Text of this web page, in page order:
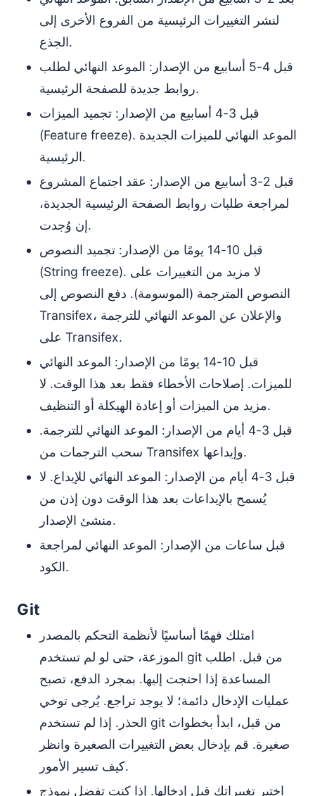
لنشر التغييرات الرئيسية من الفروع الأخرى إلى
الجذع.
قبل 4-5 أسابيع من الإصدار: الموعد النهائي لطلب
روابط جديدة للصفحة الرئيسية.
قبل 3-4 أسابيع من الإصدار: تجميد الميزات
(Feature freeze). الموعد النهائي للميزات الجديدة
الرئيسية.
قبل 2-3 أسابيع من الإصدار: عقد اجتماع المشروع
لمراجعة طلبات روابط الصفحة الرئيسية الجديدة،
إن وُجدت.
قبل 10-14 يومًا من الإصدار: تجميد النصوص
(String freeze). لا مزيد من التغييرات على
النصوص المترجمة (الموسومة). دفع النصوص إلى
Transifex، والإعلان عن الموعد النهائي للترجمة
على Transifex.
قبل 10-14 يومًا من الإصدار: الموعد النهائي
للميزات. إصلاحات الأخطاء فقط بعد هذا الوقت. لا
مزيد من الميزات أو إعادة الهيكلة أو التنظيف.
قبل 3-4 أيام من الإصدار: الموعد النهائي للترجمة.
سحب الترجمات من Transifex وإيداعها.
قبل 3-4 أيام من الإصدار: الموعد النهائي للإيداع. لا
يُسمح بالإيداعات بعد هذا الوقت دون إذن من
منشئ الإصدار.
قبل ساعات من الإصدار: الموعد النهائي لمراجعة
الكود.
Git
امتلك فهمًا أساسيًا لأنظمة التحكم بالمصدر
الموزعة، حتى لو لم تستخدم git من قبل. اطلب
المساعدة إذا احتجت إليها. بمجرد الدفع، تصبح
عمليات الإدخال دائمة؛ لا يوجد تراجع. يُرجى توخي
الحذر. إذا لم تستخدم git من قبل، ابدأ بخطوات
صغيرة. قم بإدخال بعض التغييرات الصغيرة وانظر
كيف تسير الأمور.
اختبر تغييراتك قبل إدخالها. إذا كنت تفضل نموذج